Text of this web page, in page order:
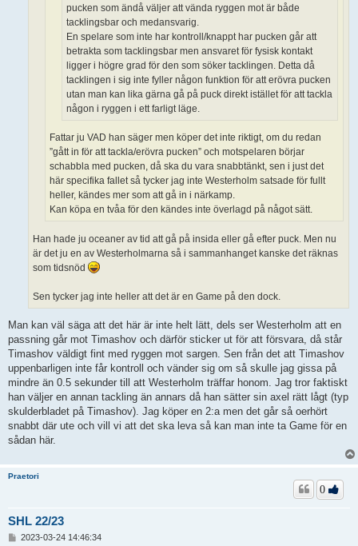
pucken som ändå väljer att vända ryggen mot är både
tacklingsbar och medansvarig.
En spelare som inte har kontroll/knappt har pucken går att
betrakta som tacklingsbar men ansvaret för fysisk kontakt
ligger i högre grad för den som söker tacklingen. Detta då
tacklingen i sig inte fyller någon funktion för att erövra pucken
utan man kan lika gärna gå på puck direkt istället för att tackla
någon i ryggen i ett farligt läge.
Fattar ju VAD han säger men köper det inte riktigt, om du redan
”gått in för att tackla/erövra pucken” och motspelaren börjar
schabbla med pucken, då ska du vara snabbtänkt, sen i just det
här specifika fallet så tycker jag inte Westerholm satsade för fullt
heller, kändes mer som att gå in i närkamp.
Kan köpa en tvåa för den kändes inte överlagd på något sätt.
Han hade ju oceaner av tid att gå på insida eller gå efter puck. Men nu
är det ju en av Westerholmarna så i sammanhanget kanske det räknas
som tidsnöd
Sen tycker jag inte heller att det är en Game på den dock.
Man kan väl säga att det här är inte helt lätt, dels ser Westerholm att en
passning går mot Timashov och därför sticker ut för att försvara, då står
Timashov väldigt fint med ryggen mot sargen. Sen från det att Timashov
uppenbarligen inte får kontroll och vänder sig om så skulle jag gissa på
mindre än 0.5 sekunder till att Westerholm träffar honom. Jag tror faktiskt
han väljer en annan tackling än annars då han sätter sin axel rätt lågt (typ
skulderbladet på Timashov). Jag köper en 2:a men det går så oerhört
snabbt där ute och vill vi att det ska leva så kan man inte ta Game för en
sådan här.
Praetori
SHL 22/23
0
2023-03-24 14:46:34